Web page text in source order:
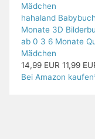
hahaland
Monate 3D
ab 0 3 6 Monate
Mädchen
14,99 EUR 11,99
Bei Amazon